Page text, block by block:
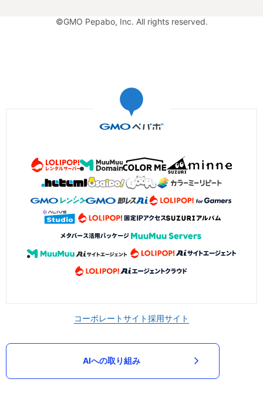
©GMO Pepabo, Inc. All rights reserved.
コーポレートサイト採用サイト
AIへの取り組み